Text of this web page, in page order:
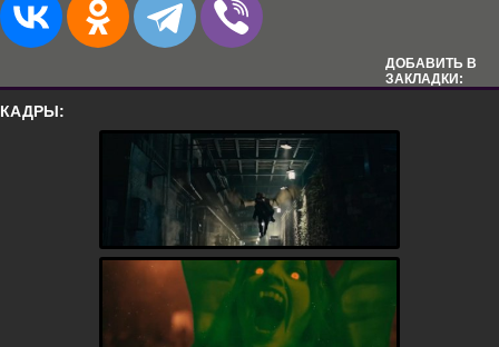
ДОБАВИТЬ В
ЗАКЛАДКИ:
КАДРЫ: